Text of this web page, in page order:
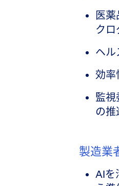
医
クロ
ヘル
効率
監
の推
製造業
AIを